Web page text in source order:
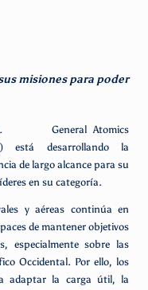
misiones para poder
2026).General Atomics
está desarrollando la
de largo alcance para su
en su categoría.
y aéreas continúa en
de mantener objetivos
especialmente sobre las
Occidental. Por ello, los
a adaptar la carga útil, la